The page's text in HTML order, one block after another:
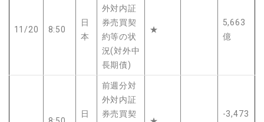
11/20 8:50
日
本
外対内証
券売買契
約等の状
況(対外中
長期債)
★
5,663
億
日
前週分対
外対内証
券売買契
-3,473